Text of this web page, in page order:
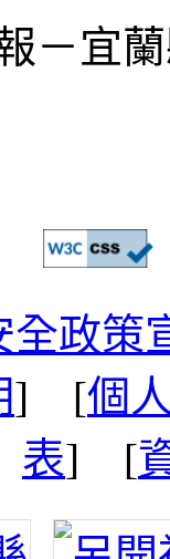
－宜
全政策
] [個
表] [